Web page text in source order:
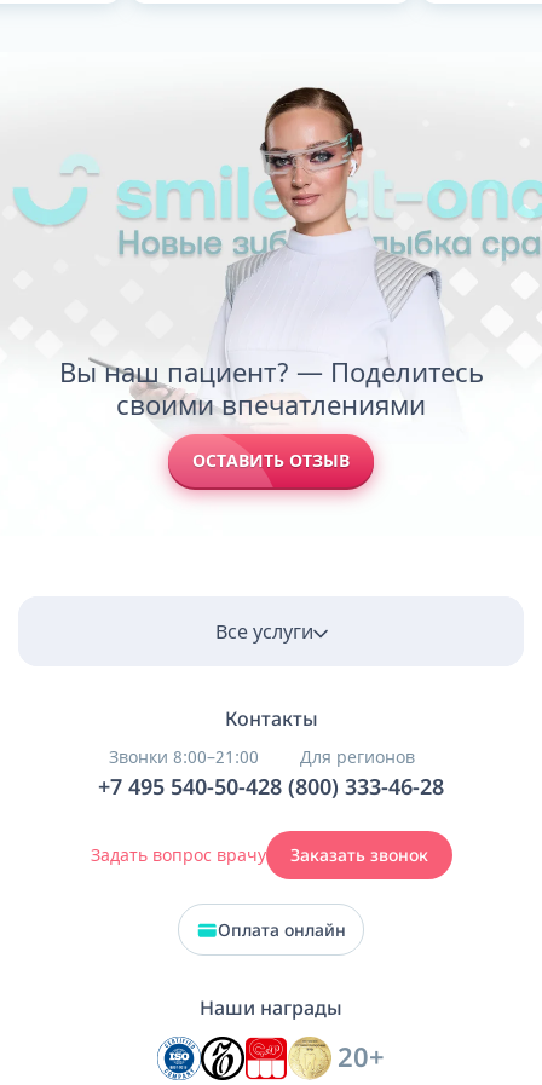
Вы наш пациент? — Поделитесь
своими впечатлениями
ОСТАВИТЬ ОТЗЫВ
Все услуги
Контакты
Звонки 8:00–21:00
+7 495 540-50-42
Для регионов
8 (800) 333-46-28
Задать вопрос врачу Заказать звонок
Оплата онлайн
Наши награды
20+